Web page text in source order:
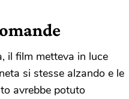
il film metteva in luce
si stesse alzando e le
avrebbe potuto